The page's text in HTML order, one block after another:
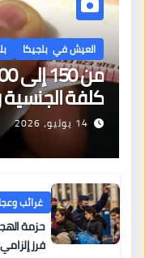
العيش في بلجيكا
كلفة
تهبط معدلات
14 يوليو، 2026
غرائب
حزمة